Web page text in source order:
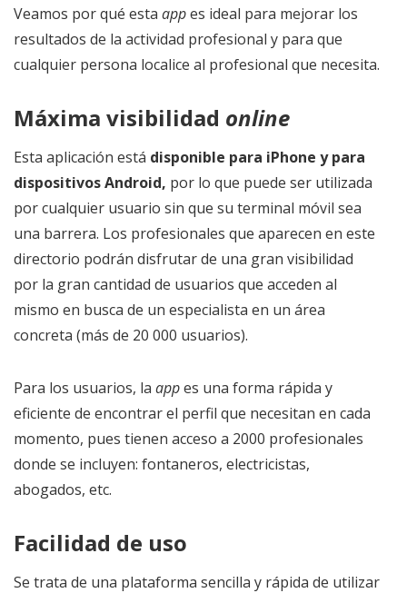
Veamos por qué esta appes ideal para mejorar los
resultados de la actividad profesional y para que
cualquier persona localice al profesional que necesita.
Máxima visibilidad online
Esta aplicación está disponible para iPhone y para
dispositivos Android, por lo que puede ser utilizada
por cualquier usuario sin que su terminal móvil sea
una barrera. Los profesionales que aparecen en este
directorio podrán disfrutar de una gran visibilidad
por la gran cantidad de usuarios que acceden al
mismo en busca de un especialista en un área
concreta (más de 20 000 usuarios).
Para los usuarios, la appes una forma rápida y
eficiente de encontrar el perfil que necesitan en cada
momento, pues tienen acceso a 2000 profesionales
donde se incluyen: fontaneros, electricistas,
abogados, etc.
Facilidad de uso
Se trata de una plataforma sencilla y rápida de utilizar